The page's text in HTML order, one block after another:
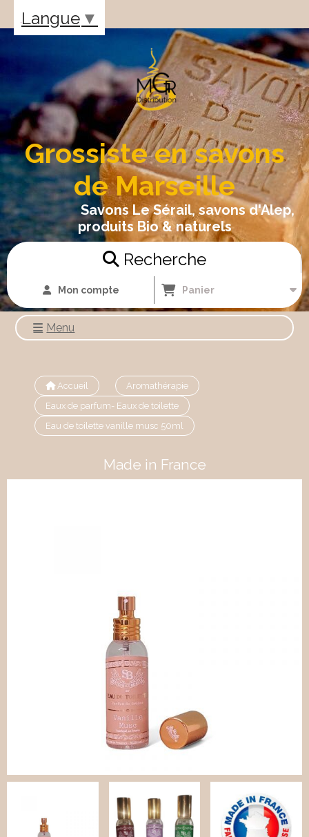
Grossiste en savons
de Marseille
Savons Le Sérail, savons d'Alep,
produits Bio & naturels
Recherche
Mon compte Panier
Menu
Accueil
Aromathérapie
Eaux de parfum- Eaux de toilette
Eau de toilette vanille musc 50ml
Made in France
Langue ▼